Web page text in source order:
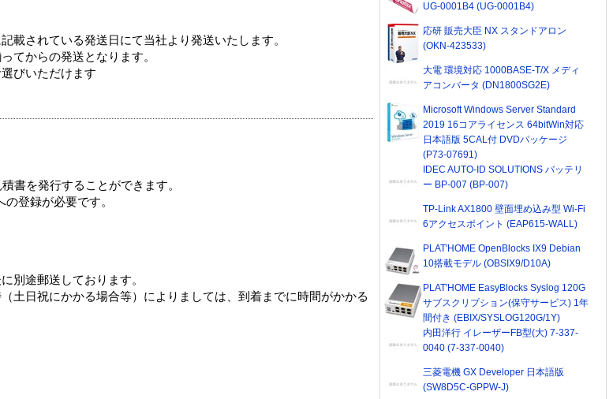
載されている発送日にて当社より発送いたします。
てからの発送となります。
びいただけます
書を発行することができます。
登録が必要です。
別途郵送しております。
土日祝にかかる場合等）によりましては、到着までに時間がかかる
UG-0001B4 (UG-0001B4)
応研 販売大臣 NX スタンドアロン
(OKN-423533)
大電 環境対応 1000BASE-T/X メディ
アコンバータ (DN1800SG2E)
Microsoft Windows Server Standard
2019 16コアライセンス 64bitWin対応
日本語版 5CAL付 DVDパッケージ
(P73-07691)
IDEC AUTO-ID SOLUTIONS バッテリ
ー BP-007 (BP-007)
TP-Link AX1800 壁面埋め込み型 Wi-Fi
6アクセスポイント (EAP615-WALL)
PLAT'HOME OpenBlocks IX9 Debian
10搭載モデル (OBSIX9/D10A)
PLAT'HOME EasyBlocks Syslog 120G
サブスクリプション(保守サービス) 1年
間付き (EBIX/SYSLOG120G/1Y)
内田洋行 イレーザーFB型(大) 7-337-
0040 (7-337-0040)
三菱電機 GX Developer 日本語版
(SW8D5C-GPPW-J)